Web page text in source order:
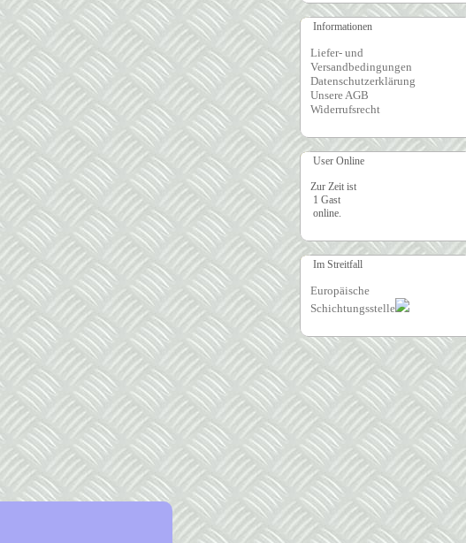
Informationen
Liefer- und
Versandbedingungen
Datenschutzerklärung
Unsere AGB
Widerrufsrecht
User Online
Zur Zeit ist
1 Gast
online.
Im Streitfall
Europäische
Schichtungsstelle